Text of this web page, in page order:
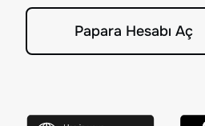
Papara Hesabı Aç